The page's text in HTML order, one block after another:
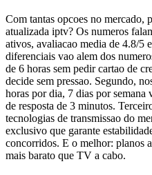
Com tantas opcoes no mercado,
atualizada iptv? Os numeros
ativos, avaliacao media de 4.8/5
diferenciais vao alem dos
de 6 horas sem pedir cartao de
decide sem pressao. Segundo,
horas por dia, 7 dias por
de resposta de 3 minutos.
tecnologias de transmissao do
exclusivo que garante
concorridos. E o melhor: planos
mais barato que TV a cabo.